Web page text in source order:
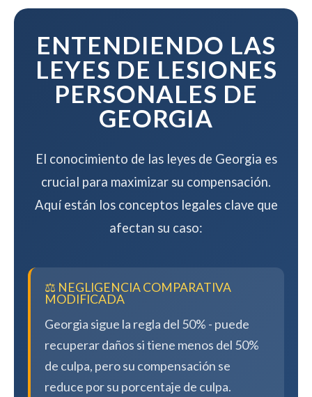
mientras maximizamos su
ENTENDIENDO LAS
LEYES DE LESIONES
PERSONALES DE
GEORGIA
El conocimiento de las leyes de Georgia es
crucial para maximizar su compensación.
Aquí están los conceptos legales clave que
afectan su caso:
⚖️ NEGLIGENCIA COMPARATIVA
MODIFICADA
Georgia sigue la regla del 50% - puede
recuperar daños si tiene menos del 50%
de culpa, pero su compensación se
reduce por su porcentaje de culpa.